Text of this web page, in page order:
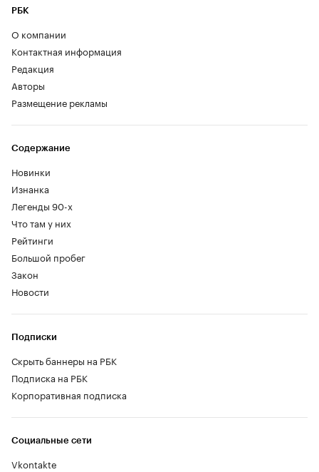
РБК
О компании
Контактная информация
Редакция
Авторы
Размещение рекламы
Содержание
Новинки
Изнанка
Легенды 90-х
Что там у них
Рейтинги
Большой пробег
Закон
Новости
Социальные сети
Vkontakte
Подписки
Скрыть баннеры на РБК
Подписка на РБК
Корпоративная подписка